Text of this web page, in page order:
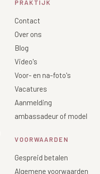
PRAKTIJK
Contact
Over ons
Blog
Video's
Voor- en na-foto's
Vacatures
Aanmelding
ambassadeur of model
VOORWAARDEN
Gespreid betalen
Algemene voorwaarden